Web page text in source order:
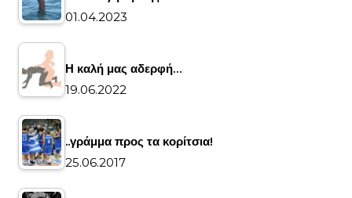
01.04.2023
Η καλή μας αδερφή…
19.06.2022
..γράμμα προς τα κορίτσια!
25.06.2017